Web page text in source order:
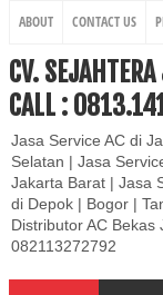
ABOUT CONTACT US
CV.
CALL :
Jasa Service AC di
Selatan | Jasa
Jakarta Barat | Jasa
di Depok | Bogor |
Distributor AC Bekas
082113272792